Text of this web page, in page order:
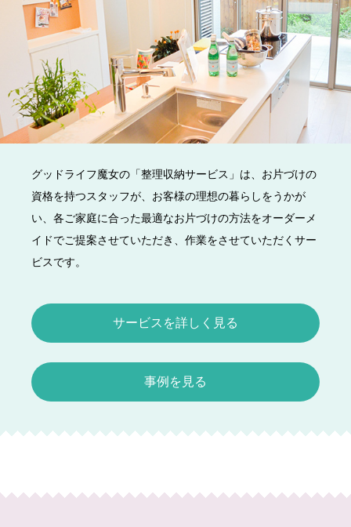
グッドライフ魔女の「整理収納サービス」は、お片づけの
資格を持つスタッフが、お客様の理想の暮らしをうかが
い、各ご家庭に合った最適なお片づけの方法をオーダーメ
イドでご提案させていただき、作業をさせていただくサー
ビスです。
サービスを詳しく見る
事例を見る